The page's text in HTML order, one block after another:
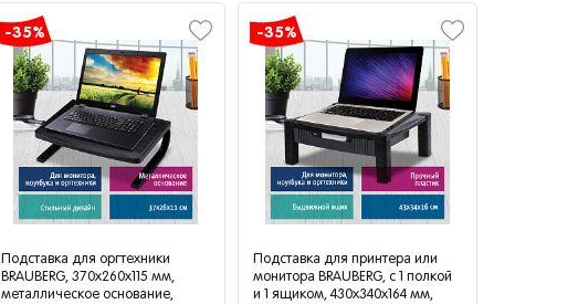
-35%
Подставка для оргтехники
BRAUBERG, 370х260х115 мм,
металлическое основание,
-35%
Подставка для принтера или
монитора BRAUBERG, с 1 полкой
и 1 ящиком, 430х340х164 мм,